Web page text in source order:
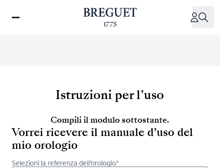
Istruzioni per l’uso
Compili il modulo sottostante.
Vorrei ricevere il manuale d’uso del
mio orologio
Selezioni la referenza dell’orologio*